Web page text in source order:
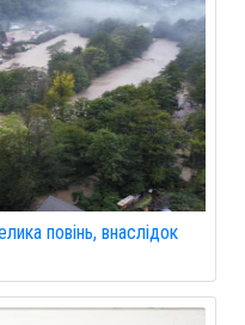
повінь, внаслідок